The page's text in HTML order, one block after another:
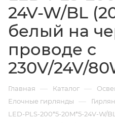
24V-W/BL
белый на
проводе с
230V/24V/
Главная — Каталог —
Елочные гирлянды —
LED-PLS-200*5-20M*5-24V-W/